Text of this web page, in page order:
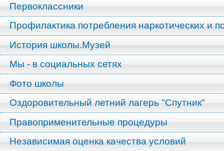
Первоклассники
Профилактика потребления наркотических и
История школы.Музей
Мы - в социальных сетях
Фото школы
Оздоровительный летний лагерь "Спутник"
Правоприменительные процедуры
Независимая оценка качества условий